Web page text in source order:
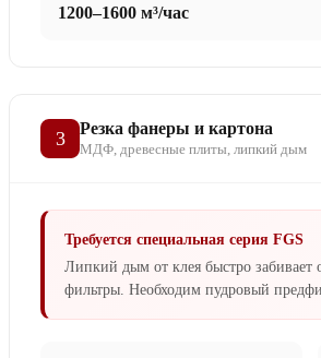
1200–1600 м³/час
3 Резка фанеры и картона
МДФ, древесные плиты, липкий дым
Требуется специальная серия FGS
Липкий дым от клея быстро забивает
фильтры. Необходим пудровый